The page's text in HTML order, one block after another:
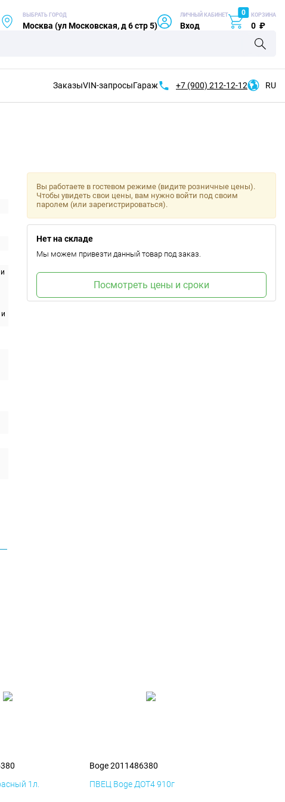
ВЫБРАТЬ ГОРОД
Москва (ул Московская, д 6 стр 5)
ЛИЧНЫЙ КАБИНЕТ
Вход
0 КОРЗИНА
0 ₽
ЗаказыVIN-запросыГараж +7 (900) 212-12-12 RU
Вы работаете в гостевом режиме (видите розничные цены).
Чтобы увидеть свои цены, вам нужно войти под своим
паролем (или зарегистрироваться).
Нет на складе
Мы можем привезти данный товар под заказ.
Посмотреть цены и сроки
1л.
Boge 2011486380
ПВЕЦ Boge ДОТ4 910г